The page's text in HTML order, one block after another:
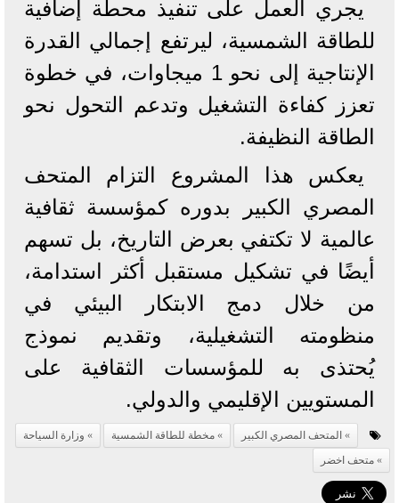
يجري العمل على تنفيذ محطة إضافية
للطاقة الشمسية، ليرتفع إجمالي القدرة
الإنتاجية إلى نحو 1 ميجاوات، في خطوة
تعزز كفاءة التشغيل وتدعم التحول نحو
الطاقة النظيفة.
يعكس هذا المشروع التزام المتحف
المصري الكبير بدوره كمؤسسة ثقافية
عالمية لا تكتفي بعرض التاريخ، بل تسهم
أيضًا في تشكيل مستقبل أكثر استدامة،
من خلال دمج الابتكار البيئي في
منظومته التشغيلية، وتقديم نموذج
يُحتذى به للمؤسسات الثقافية على
المستويين الإقليمي والدولي.
المتحف المصري الكبير مخطة للطاقة الشمسية
وزارة السياحة
متحف اخضر